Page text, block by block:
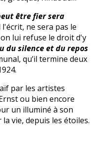
être fier sera
l'écrit, ne sera pas le
lui refuse le droit d'y
du silence et du repos
qu’il termine deux
par les artistes
ou bien encore
un illuminé à son
vie, depuis les étoiles.